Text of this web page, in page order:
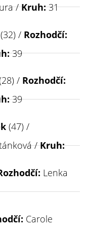
/Kruh:31
(32) / Rozhodčí:
39
/ Rozhodčí:
39
(47) /
/Kruh:
Lenka
Carole